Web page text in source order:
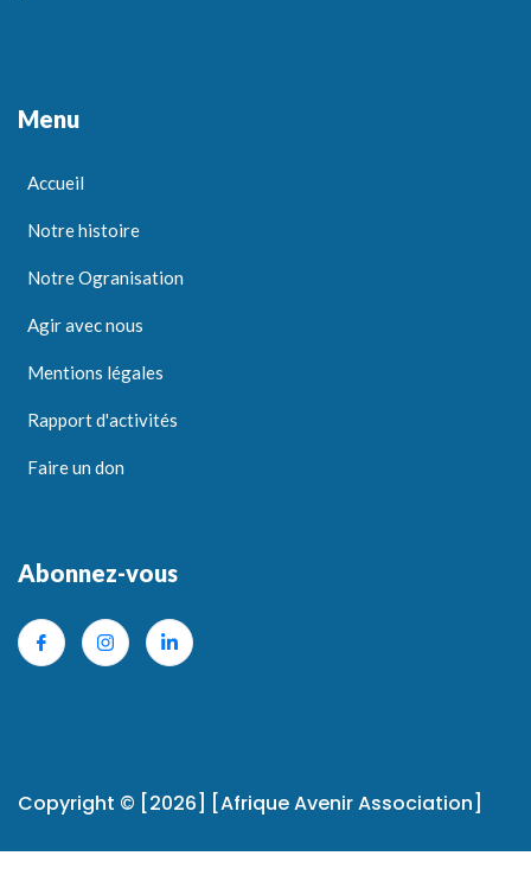
Menu
Accueil
Notre histoire
Notre Ogranisation
Agir avec nous
Mentions légales
Rapport d'activités
Faire un don
Abonnez-vous
Copyright © [2026] [Afrique Avenir Association]